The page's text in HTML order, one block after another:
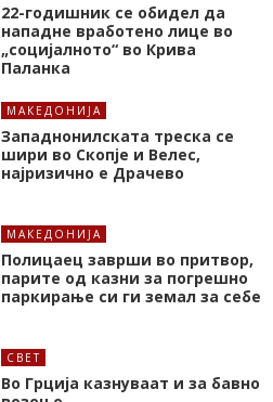
22-годишник се обидел да
нападне вработено лице во
„социјалното“ во Крива
Паланка
МАКЕДОНИЈА
Западнонилската треска се
шири во Скопје и Велес,
најризично е Драчево
МАКЕДОНИЈА
Полицаец заврши во притвор,
парите од казни за погрешно
паркирање си ги земал за себе
СВЕТ
Во Грција казнуваат и за бавно